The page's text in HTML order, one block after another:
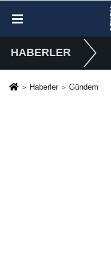
HABERLER
Haberler Gündem